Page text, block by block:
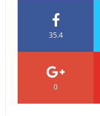
35.4
0